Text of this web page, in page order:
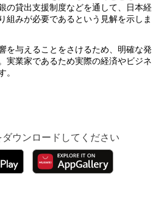
の貸出支援制度などを通して、日本経
組みが必要であるという見解を示しま
を与えることをさけるため、明確な発
実業家であるため実際の経済やビジネ
。
ダウンロードしてください